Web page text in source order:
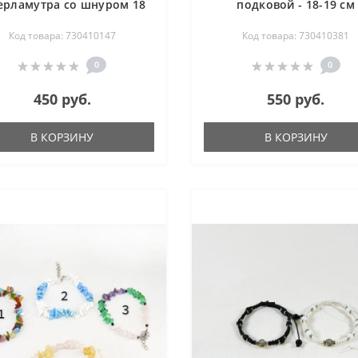
со шнуром 18
Код товара: 730410147
0
450 руб.
В КОРЗИНУ
подковой - 18-19 см
Код товара: 730410381
0
550 руб.
В КОРЗИНУ